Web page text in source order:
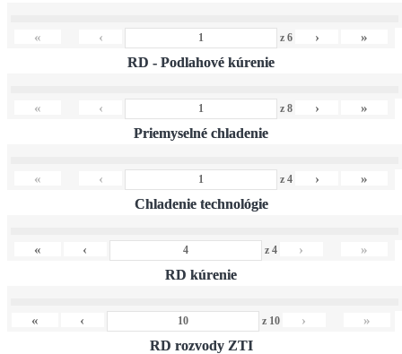
« ‹ z6 › »
RD - Podlahové kúrenie
« ‹ z8 › »
Priemyselné chladenie
« ‹ z4 › »
Chladenie technológie
« ‹ z 4 › »
RD kúrenie
« ‹ z 10 › »
RD rozvody ZTI